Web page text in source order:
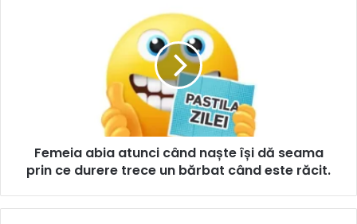
Femeia abia atunci când naște își dă seama
prin ce durere trece un bărbat când este răcit.